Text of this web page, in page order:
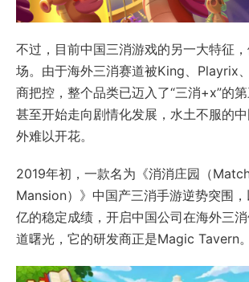
不过，目前中国三消游戏的另一大特征
场。由于海外三消赛道被King、Playrix
商把控，整个品类已迈入了“三消+x”的
甚至开始走向剧情化发展，水土不服的
外难以开花。
2019年初，一款名为《消消庄园（
Mansion）》中国产三消手游逆势突围
亿的稳定成绩，开启中国公司在海外三
道曙光，它的研发商正是Magic Tavern。